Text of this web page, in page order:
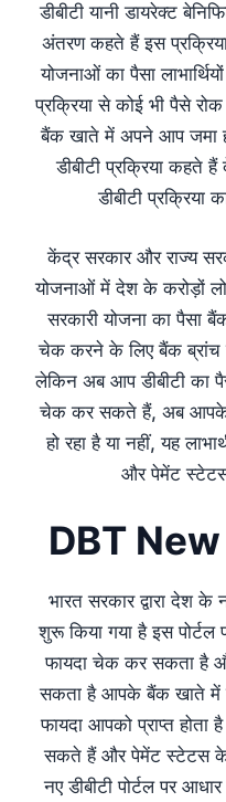
डीबीटी यानी डायरेक्ट
अंतरण कहते हैं इस
योजनाओं का पैसा
प्रक्रिया से कोई भी पैसे
बैंक खाते में अपने आप जमा
डीबीटी प्रक्रिया कहते
डीबीटी प्रक्रिया
केंद्र सरकार और राज्य
योजनाओं में देश के करोड़ों
सरकारी योजना का पैसा
चेक करने के लिए बैंक ब्रांच
लेकिन अब आप डीबीटी का
चेक कर सकते हैं, अब आपके
हो रहा है या नहीं, यह
और पेमेंट
DBT
भारत सरकार द्वारा देश के
शुरू किया गया है इस पोर्टल
फायदा चेक कर सकता है
सकता है आपके बैंक खाते में
फायदा आपको प्राप्त होता
सकते हैं और पेमेंट स्टेटस
नए डीबीटी पोर्टल पर